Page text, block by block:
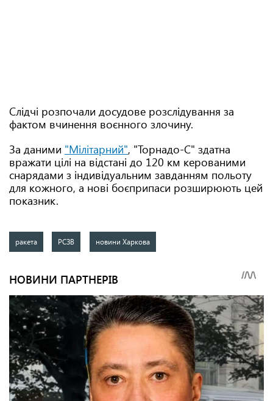
Слідчі розпочали досудове розслідування за
фактом вчинення воєнного злочину.
За даними "Мілітарний", "Торнадо-С" здатна
вражати цілі на відстані до 120 км керованими
снарядами з індивідуальним завданням польоту
для кожного, а нові боєприпаси розширюють цей
показник.
ракета РСЗВ новини Харкова